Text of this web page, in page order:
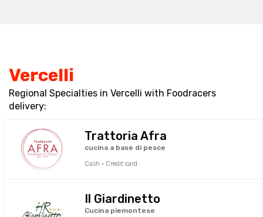
Vercelli
Regional Specialties in Vercelli with Foodracers
delivery:
Trattoria Afra
cucina a base di pesce
Cash · Credit card
Il Giardinetto
Cucina piemontese